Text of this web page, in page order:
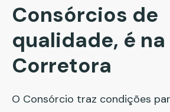
Consórcios de
qualidade, é
Corretora
O Consórcio traz condições